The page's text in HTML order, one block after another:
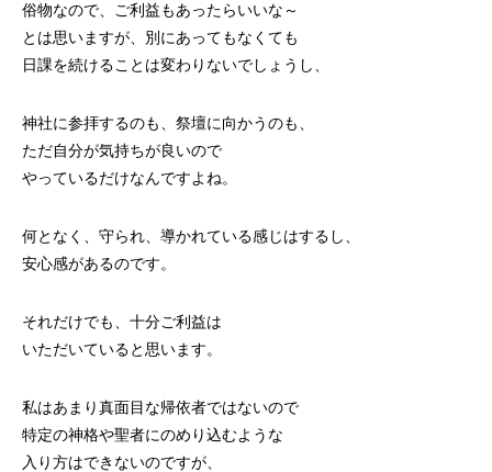
俗物なので、ご利益もあったらいいな～
とは思いますが、別にあってもなくても
日課を続けることは変わりないでしょうし、
神社に参拝するのも、祭壇に向かうのも、
ただ自分が気持ちが良いので
やっているだけなんですよね。
何となく、守られ、導かれている感じはするし、
安心感があるのです。
それだけでも、十分ご利益は
いただいていると思います。
私はあまり真面目な帰依者ではないので
特定の神格や聖者にのめり込むような
入り方はできないのですが、